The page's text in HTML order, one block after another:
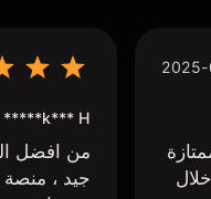
k*** H*****
من افضل
جيد ،